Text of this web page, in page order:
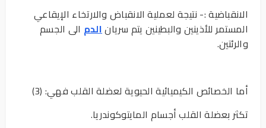
الانقباضية :- نتيجة لعملية الانقباض والارتخاء الإيقاعي
المستمر للأذينين والبطينين يتم سريانالدم الى الجسم
والرئتين.
أما الخصائص الكيميائية الحيوية لعضلة القلب فهي: (3)
تكثر بعضلة القلب أجسام المايتوكوندريا.